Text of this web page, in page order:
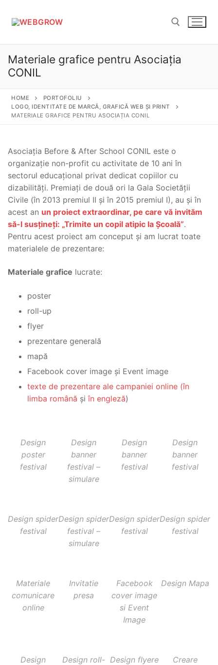
Caută după:
Materiale grafice pentru Asociația
CONIL
HOME
PORTOFOLIU
LOGO, IDENTITATE DE MARCĂ, GRAFICĂ WEB ȘI PRINT
MATERIALE GRAFICE PENTRU ASOCIAȚIA CONIL
Asociația Before & After School CONIL este o
organizație non-profit cu activitate de 10 ani în
sectorul educațional privat dedicat copiilor cu
dizabilități. Premiați de două ori la Gala Societății
Civile (în 2013 premiul II și în 2015 premiul I), au și în
acest an un proiect extraordinar, pe care vă invităm
să-l susțineți: „Trimite un copil atipic la Școală”.
Pentru acest proiect am conceput și am lucrat toate
materialele de prezentare:
Materiale grafice lucrate:
poster
roll-up
flyer
prezentare generală
mapă
Facebook cover image și Event image
texte de prezentare ale campaniei online (în
limba română șiîn engleză)
Design
poster
festival
Design
banner
festival –
simulare
Design
banner
festival
Design
banner
festival
Design spider
festival
Design spider
festival –
simulare
Design spider
festival
Design spider
festival
Materiale
comunicare
online
Invitatie
presa
Facebook
cover image
si Event
Image
Design Mapa
Design
Design roll- Design flyere
Creare